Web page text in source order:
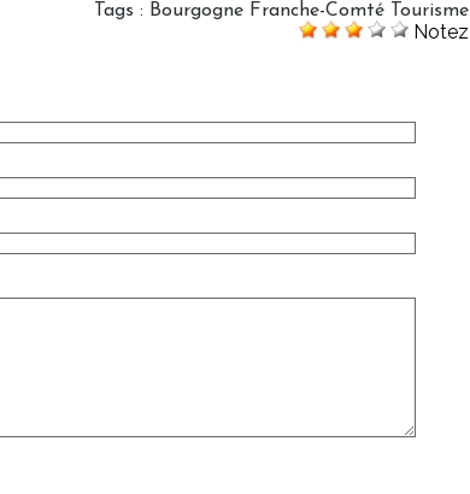
Tags : Bourgogne Franche-Comté Tourisme
Notez